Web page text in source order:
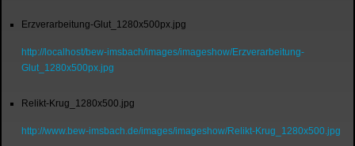
Erzverarbeitung-Glut_1280x500px.jpg
http://localhost/bew-imsbach/images/imageshow/Erzverarbeitung-
Glut_1280x500px.jpg
Relikt-Krug_1280x500.jpg
http://www.bew-imsbach.de/images/imageshow/Relikt-Krug_1280x500.jpg